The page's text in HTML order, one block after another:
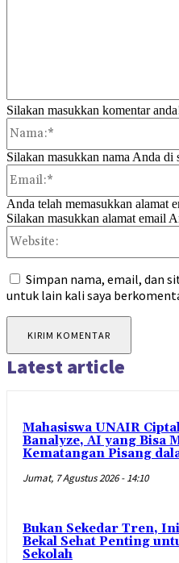
Silakan masukkan komentar
Silakan masukkan nama Anda di
Anda telah memasukkan alamat
Silakan masukkan alamat email
Simpan nama, email, dan
untuk lain kali saya
Latest article
Mahasiswa UNAIR
Banalyze, AI yang Bisa
Kematangan Pisang
Jumat, 7 Agustus 2026 - 14:10
Bukan Sekedar Tren,
Bekal Sehat Penting
Sekolah